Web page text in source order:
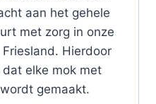
aan het gehele
met zorg in onze
Hierdoor
elke mok met
gemaakt.